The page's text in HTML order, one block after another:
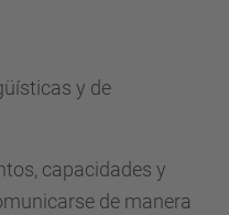
y de
capacidades y
de manera